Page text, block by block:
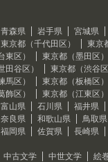
青森県 岩手県
宮城県
東京都（千代田区）
東京
東区）
東京都（墨田区）
田谷区）
東京都（渋谷
馬区）
東京都（板橋区）
飾区）
東京都（江東区）
富山県 石川県
福井県
奈良県 和歌山県
鳥取県
福岡県 佐賀県
長崎県
中古文学 中世文学
絵